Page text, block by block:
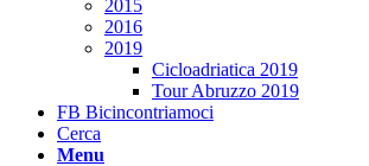
2015
2016
2019
Cicloadriatica 2019
Tour Abruzzo 2019
FB Bicincontriamoci
Cerca
Menu